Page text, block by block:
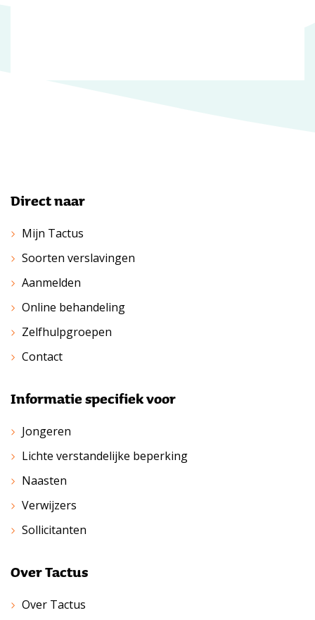
Direct naar
Mijn Tactus
Soorten verslavingen
Aanmelden
Online behandeling
Zelfhulpgroepen
Contact
Informatie specifiek voor
Jongeren
Lichte verstandelijke beperking
Naasten
Verwijzers
Sollicitanten
Over Tactus
Over Tactus